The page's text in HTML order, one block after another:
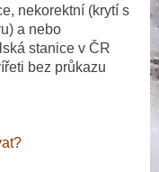
nekorektní (krytí s
a nebo
stanice v ČR
bez průkazu